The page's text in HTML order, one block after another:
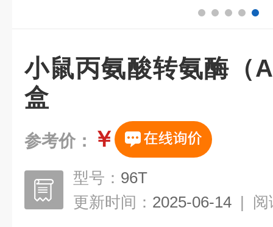
小鼠丙氨酸转氨酶（
盒
参考价： ￥
型号： 96T
更新时间： 2025-06-14 | 阅